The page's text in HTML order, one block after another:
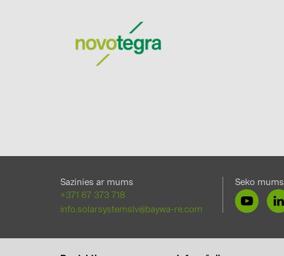
Sazinies ar mums
+371 67 373 718
info.solarsystemslv@baywa-re.com
Seko mums